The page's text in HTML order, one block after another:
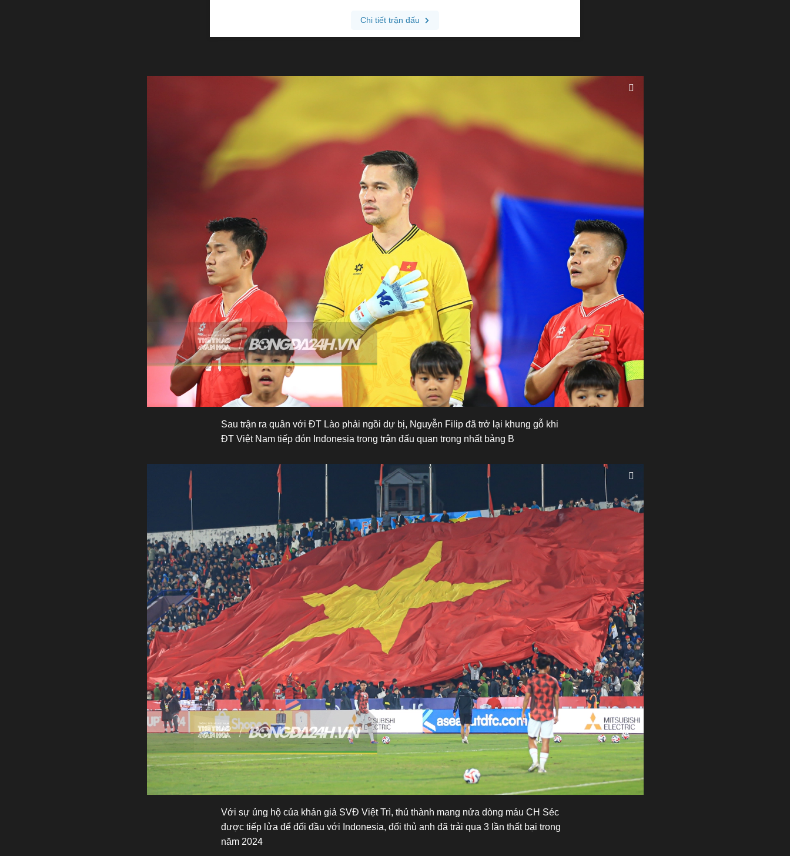
Sau trận ra quân với ĐT Lào phải ngồi dự bị, Nguyễn Filip đã trở lại khung gỗ khi
ĐT Việt Nam tiếp đón Indonesia trong trận đấu quan trọng nhất bảng B
Với sự ủng hộ của khán giả SVĐ Việt Trì, thủ thành mang nửa dòng máu CH Séc
được tiếp lửa để đối đầu với Indonesia, đối thủ anh đã trải qua 3 lần thất bại trong
năm 2024